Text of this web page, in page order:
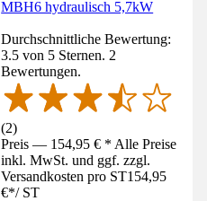
MBH6 hydraulisch 5,7kW
Durchschnittliche Bewertung:
3.5 von 5 Sternen. 2
Bewertungen.
(2)
Preis — 154,95 € * Alle Preise
inkl. MwSt. und ggf. zzgl.
Versandkosten pro ST154,95
€*/ ST